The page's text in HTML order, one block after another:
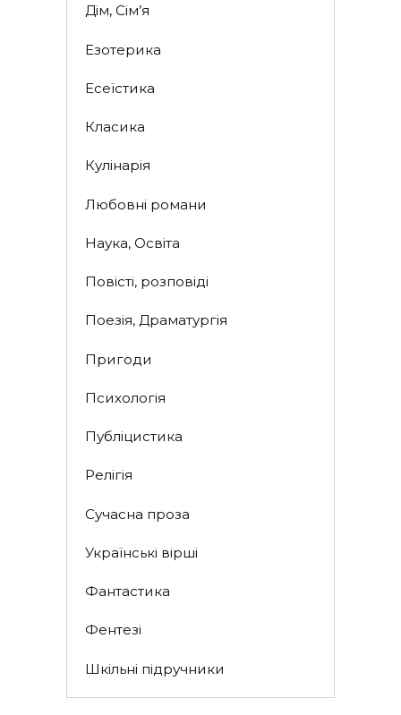
Дім, Сім’я
Езотерика
Есеїстика
Класика
Кулінарія
Любовні романи
Наука, Освіта
Повісті, розповіді
Поезія, Драматургія
Пригоди
Психологія
Публіцистика
Релігія
Сучасна проза
Українські вірші
Фантастика
Фентезі
Шкільні підручники